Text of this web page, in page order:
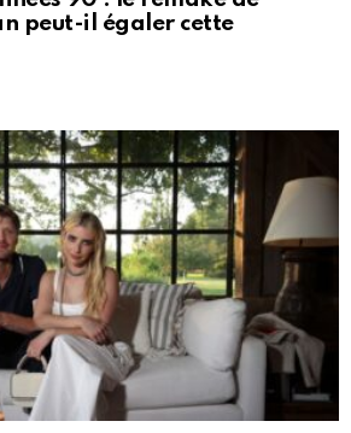
peut-il égaler cette